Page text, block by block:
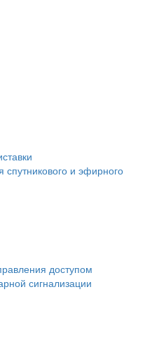
и эфирного
доступом
сигнализации